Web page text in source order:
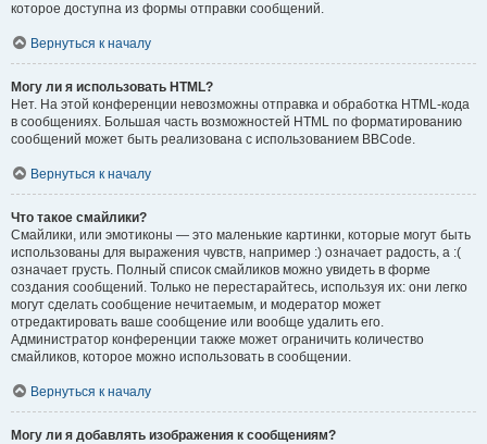
которое доступна из формы отправки сообщений.
Вернуться к началу
Могу ли я использовать HTML?
Нет. На этой конференции невозможны отправка и обработка HTML-кода
в сообщениях. Большая часть возможностей HTML по форматированию
сообщений может быть реализована с использованием BBCode.
Вернуться к началу
Что такое смайлики?
Смайлики, или эмотиконы — это маленькие картинки, которые могут быть
использованы для выражения чувств, например :) означает радость, а :(
означает грусть. Полный список смайликов можно увидеть в форме
создания сообщений. Только не перестарайтесь, используя их: они легко
могут сделать сообщение нечитаемым, и модератор может
отредактировать ваше сообщение или вообще удалить его.
Администратор конференции также может ограничить количество
смайликов, которое можно использовать в сообщении.
Вернуться к началу
Могу ли я добавлять изображения к сообщениям?